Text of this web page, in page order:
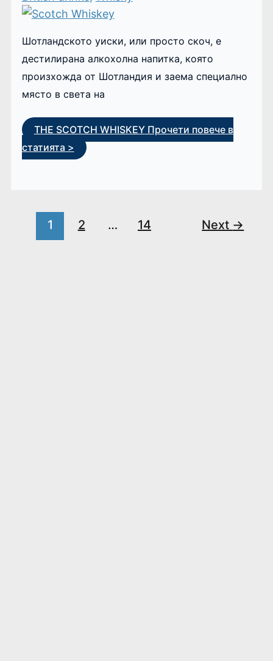
Шотландското уиски, или просто скоч, е
дестилирана алкохолна напитка, която
произхожда от Шотландия и заема специално
място в света на
THE SCOTCH WHISKEYПрочети повече в
статията >
1 2 … 14 Next →